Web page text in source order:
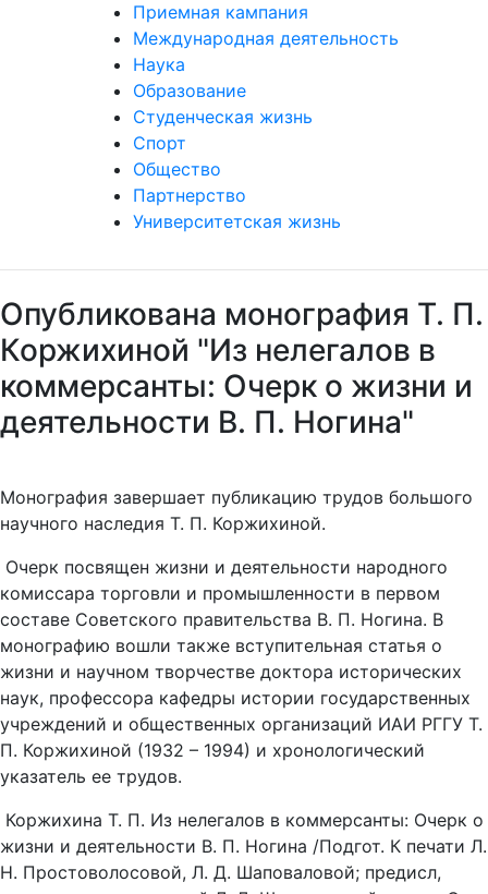
Приемная кампания
Международная деятельность
Наука
Образование
Студенческая жизнь
Спорт
Общество
Партнерство
Университетская жизнь
Опубликована монография Т. П.
Коржихиной "Из нелегалов в
коммерсанты: Очерк о жизни и
деятельности В. П. Ногина"
Монография завершает публикацию трудов большого
научного наследия Т. П. Коржихиной.
Очерк посвящен жизни и деятельности народного
комиссара торговли и промышленности в первом
составе Советского правительства В. П. Ногина. В
монографию вошли также вступительная статья о
жизни и научном творчестве доктора исторических
наук, профессора кафедры истории государственных
учреждений и общественных организаций ИАИ РГГУ Т.
П. Коржихиной (1932 – 1994) и хронологический
указатель ее трудов.
Коржихина Т. П. Из нелегалов в коммерсанты: Очерк о
жизни и деятельности В. П. Ногина /Подгот. К печати Л.
Н. Простоволосовой, Л. Д. Шаповаловой; предисл,